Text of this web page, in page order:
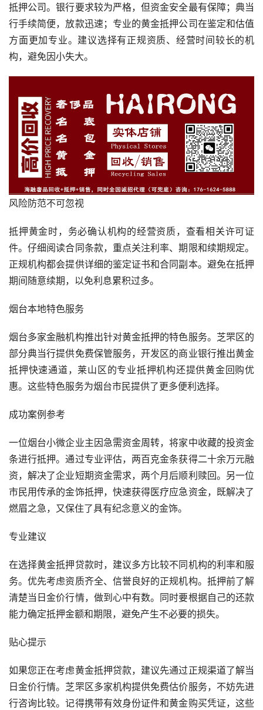
抵押公司。银行要求较为严格，但资金安全最有保障；典当
行手续简便，放款迅速；专业的黄金抵押公司在鉴定和估值
方面更加专业。建议选择有正规资质、经营时间较长的机
构，避免因小失大。
风险防范不可忽视
抵押黄金时，务必确认机构的经营资质，查看相关许可证
件。仔细阅读合同条款，重点关注利率、期限和续期规定。
正规机构都会提供详细的鉴定证书和合同副本。避免在抵押
期间随意续期，以免利息累积过多。
烟台本地特色服务
烟台多家金融机构推出针对黄金抵押的特色服务。芝罘区的
部分典当行提供免费保管服务，开发区的商业银行推出黄金
抵押快速通道，莱山区的专业抵押机构还提供黄金回购优
惠。这些特色服务为烟台市民提供了更多便利选择。
成功案例参考
一位烟台小微企业主因急需资金周转，将家中收藏的投资金
条进行抵押。通过专业评估，两百克金条获得二十余万元融
资，解决了企业短期资金需求，两个月后顺利赎回。另一位
市民用传承的金饰抵押，快速获得医疗应急资金，既解决了
燃眉之急，又保住了具有纪念意义的金饰。
专业建议
在选择黄金抵押贷款时，建议多方比较不同机构的利率和服
务。优先考虑资质齐全、信誉良好的正规机构。抵押前了解
清楚当日金价行情，做到心中有数。同时要根据自己的还款
能力确定抵押金额和期限，避免产生不必要的损失。
贴心提示
如果您正在考虑黄金抵押贷款，建议先通过正规渠道了解当
日金价行情。芝罘区多家机构提供免费估价服务，不妨先进
行咨询比较。记得携带有效身份证件和黄金购买凭证，这些